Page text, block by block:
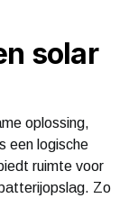
solar
oplossing,
een logische
ruimte voor
Zo